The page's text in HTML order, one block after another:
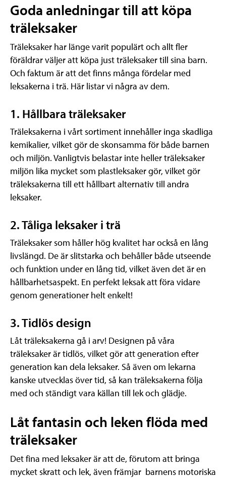
Goda anledningar till att köpa
träleksaker
Träleksaker har länge varit populärt och allt fler
föräldrar väljer att köpa just träleksaker till sina barn.
Och faktum är att det finns många fördelar med
leksakerna i trä. Här listar vi några av dem.
1. Hållbara träleksaker
Träleksakerna i vårt sortiment innehåller inga skadliga
kemikalier, vilket gör de skonsamma för både barnen
och miljön. Vanligtvis belastar inte heller träleksaker
miljön lika mycket som plastleksaker gör, vilket gör
träleksakerna till ett hållbart alternativ till andra
leksaker.
2. Tåliga leksaker i trä
Träleksaker som håller hög kvalitet har också en lång
livslängd. De är slitstarka och behåller både utseende
och funktion under en lång tid, vilket även det är en
hållbarhetsaspekt. En perfekt leksak att föra vidare
genom generationer helt enkelt!
3. Tidlös design
Låt träleksakerna gå i arv! Designen på våra
träleksaker är tidlös, vilket gör att generation efter
generation kan dela leksaker. Så även om lekarna
kanske utvecklas över tid, så kan träleksakerna följa
med och ständigt vara källan till lek och glädje.
Låt fantasin och leken flöda med
träleksaker
Det fina med leksaker är att de, förutom att bringa
mycket skratt och lek, även främjar barnens motoriska